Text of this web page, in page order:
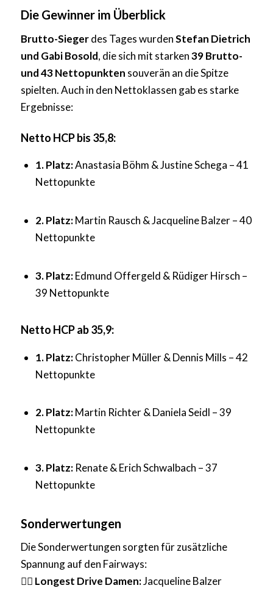
Die Gewinner im Überblick
Brutto-Siegerdes Tages wurdenStefan Dietrich
und Gabi Bosold, die sich mit starken39 Brutto-
und 43 Nettopunkten souverän an die Spitze
spielten. Auch in den Nettoklassen gab es starke
Ergebnisse:
Netto HCP bis 35,8:
1. Platz:Anastasia Böhm & Justine Schega – 41
Nettopunkte
2. Platz:Martin Rausch & Jacqueline Balzer – 40
Nettopunkte
3. Platz:Edmund Offergeld & Rüdiger Hirsch –
39 Nettopunkte
Netto HCP ab 35,9:
1. Platz:Christopher Müller & Dennis Mills – 42
Nettopunkte
2. Platz:Martin Richter & Daniela Seidl – 39
Nettopunkte
3. Platz:Renate & Erich Schwalbach – 37
Nettopunkte
Sonderwertungen
Die Sonderwertungen sorgten für zusätzliche
Spannung auf den Fairways:
🏌️‍♀️ Longest Drive Damen:Jacqueline Balzer